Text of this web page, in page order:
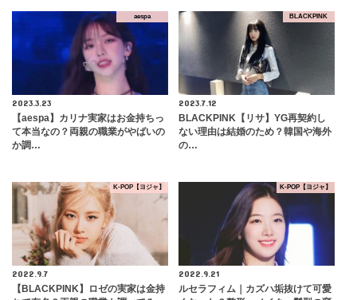
aespa
2023.3.23
【aespa】カリナ実家はお金持ちっ
て本当なの？両親の職業がやばいの
か調…
BLACKPINK
2023.7.12
BLACKPINK【リサ】YG再契約し
ない理由は結婚のため？韓国や海外
の…
K-POP【ヨジャ】
2022.9.7
【BLACKPINK】ロゼの実家は金持
K-POP【ヨジャ】
2022.9.21
ルセラフィム｜カズハ垢抜けて可愛